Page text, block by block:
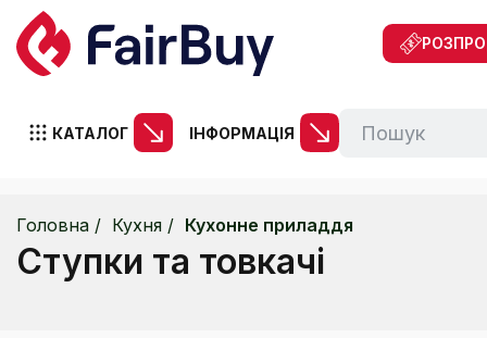
КАТАЛОГ ІНФОРМАЦІЯ
Головна Кухня Кухонне приладдя
Ступки та товкачі